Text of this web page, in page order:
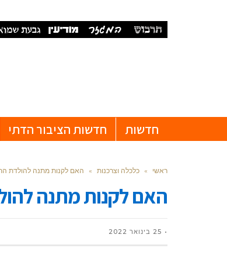
חדשות חדשות הציבור הדתי
ראשי » כלכלה וצרכנות » האם לקנות מתנה להולדת
האם לקנות מתנה
25 בינואר 2022